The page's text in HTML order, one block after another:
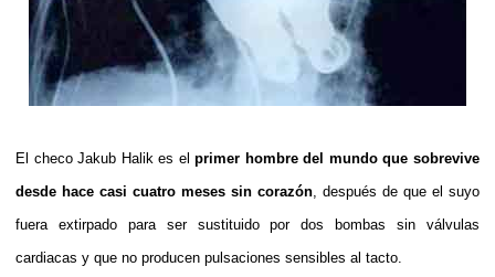
El checo Jakub Halik es elprimer hombre del mundo que sobrevive
desde hace casi cuatro meses sin corazón , después de que el suyo
fuera extirpado para ser sustituido por dos bombas sin válvulas
cardiacas y que no producen pulsaciones sensibles al tacto.